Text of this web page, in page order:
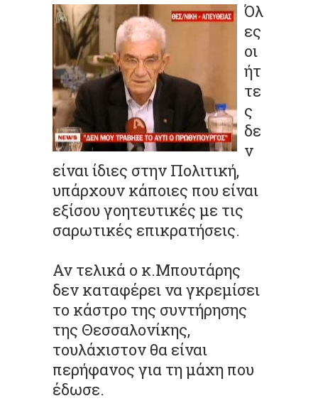
Όλ
ες
οι
ήτ
τε
ς
δε
ν
είναι ίδιες στην Πολιτική,
υπάρχουν κάποιες που είναι
εξίσου γοητευτικές με τις
σαρωτικές επικρατήσεις.
Αν τελικά ο κ.Μπουτάρης
δεν καταφέρει να γκρεμίσει
το κάστρο της συντήρησης
της Θεσσαλονίκης,
τουλάχιστον θα είναι
περήφανος για τη μάχη που
έδωσε.